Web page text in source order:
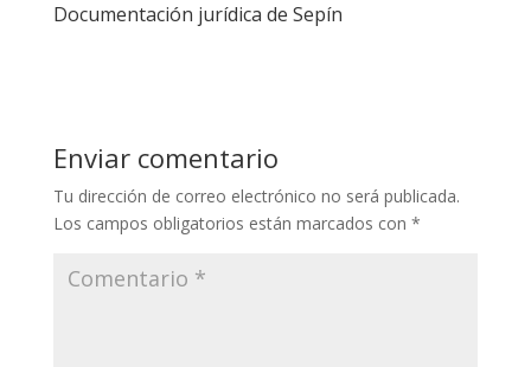
Documentación jurídica de Sepín
Enviar comentario
Tu dirección de correo electrónico no será publicada.
Los campos obligatorios están marcados con *